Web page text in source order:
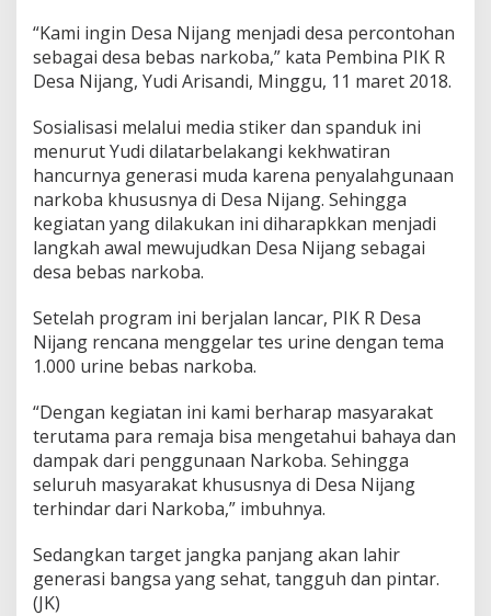
a
D
o
r
T
o
D
o
o
“Kami ingin Desa Nijang menjadi desa percontohan
sebagai desa bebas narkoba,” kata Pembina PIK R
Desa Nijang, Yudi Arisandi, Minggu, 11 maret 2018.
Sosialisasi melalui media stiker dan spanduk ini
menurut Yudi dilatarbelakangi kekhwatiran
hancurnya generasi muda karena penyalahgunaan
narkoba khususnya di Desa Nijang. Sehingga
kegiatan yang dilakukan ini diharapkkan menjadi
langkah awal mewujudkan Desa Nijang sebagai
desa bebas narkoba.
Setelah program ini berjalan lancar, PIK R Desa
Nijang rencana menggelar tes urine dengan tema
1.000 urine bebas narkoba.
“Dengan kegiatan ini kami berharap masyarakat
terutama para remaja bisa mengetahui bahaya dan
dampak dari penggunaan Narkoba. Sehingga
seluruh masyarakat khususnya di Desa Nijang
terhindar dari Narkoba,” imbuhnya.
Sedangkan target jangka panjang akan lahir
generasi bangsa yang sehat, tangguh dan pintar.
(JK)